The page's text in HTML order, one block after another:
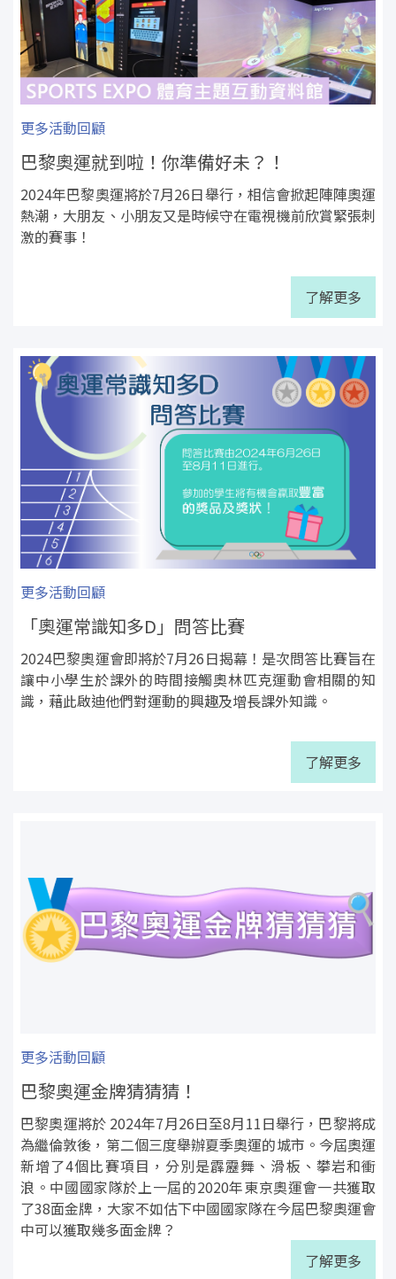
更多活動回顧
巴黎奧運就到啦！你準備好未？！
2024年巴黎奧運將於7月26日舉行，相信會掀起陣陣奧運
熱潮，大朋友、小朋友又是時候守在電視機前欣賞緊張刺
激的賽事！
了解更多
更多活動回顧
「奧運常識知多D」問答比賽
2024巴黎奧運會即將於7月26日揭幕！是次問答比賽旨在
讓中小學生於課外的時間接觸奧林匹克運動會相關的知
識，藉此啟迪他們對運動的興趣及增長課外知識。
了解更多
更多活動回顧
巴黎奧運金牌猜猜猜！
巴黎奧運將於 2024年7月26日至8月11日舉行，巴黎將成
為繼倫敦後，第二個三度舉辦夏季奧運的城市。今屆奧運
新增了4個比賽項目，分別是霹靂舞、滑板、攀岩和衝
浪。中國國家隊於上一屆的2020年東京奧運會一共獲取
了38面金牌，大家不如估下中國國家隊在今屆巴黎奧運會
中可以獲取幾多面金牌？
了解更多